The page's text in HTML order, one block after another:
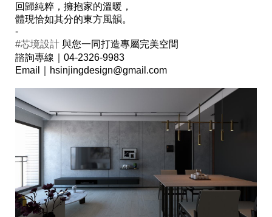
回歸純粹，擁抱家的溫暖，
體現恰如其分的東方風韻。
-
#芯境設計 與您一同打造專屬完美空間
諮詢專線｜04-2326-9983
Email｜hsinjingdesign@gmail.com